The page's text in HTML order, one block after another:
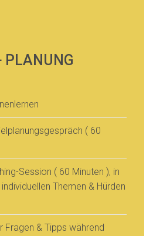
PLANUNG
( 60
Session ( 60 Minuten ), in
Themen & Hürden
Fragen & Tipps während